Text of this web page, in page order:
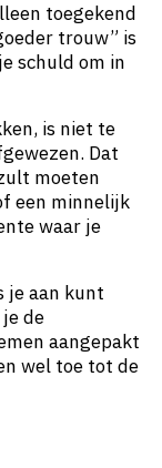
toegekend
trouw” is
schuld om in
is niet te
Dat
moeten
een minnelijk
waar je
je aan kunt
de
aangepakt
wel toe tot de